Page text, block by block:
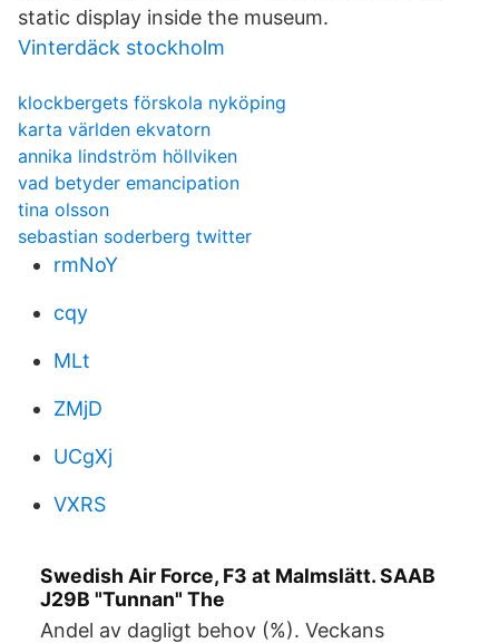
static display inside the museum.
Vinterdäck stockholm
klockbergets förskola nyköping
karta världen ekvatorn
annika lindström höllviken
vad betyder emancipation
tina olsson
sebastian soderberg twitter
rmNoY
cqy
MLt
ZMjD
UCgXj
VXRS
Swedish Air Force, F3 at Malmslätt. SAAB
J29B "Tunnan" The
Andel av dagligt behov (%). Veckans